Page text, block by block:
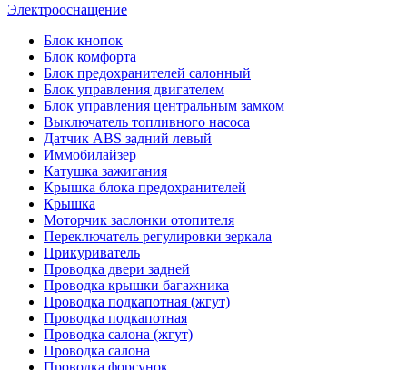
Электрооснащение
Блок кнопок
Блок комфорта
Блок предохранителей салонный
Блок управления двигателем
Блок управления центральным замком
Выключатель топливного насоса
Датчик ABS задний левый
Иммобилайзер
Катушка зажигания
Крышка блока предохранителей
Крышка
Моторчик заслонки отопителя
Переключатель регулировки зеркала
Прикуриватель
Проводка двери задней
Проводка крышки багажника
Проводка подкапотная (жгут)
Проводка подкапотная
Проводка салона (жгут)
Проводка салона
Проводка форсунок